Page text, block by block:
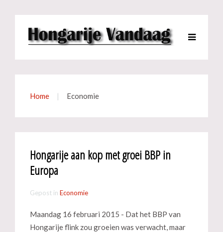
Home Economie
Hongarije aan kop met groei BBP in
Europa
Gepost in Economie
Maandag 16 februari 2015 - Dat het BBP van
Hongarije flink zou groeien was verwacht, maar